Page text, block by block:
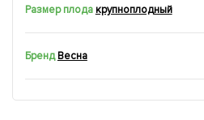
Размер плодакрупноплодный
Бренд Весна